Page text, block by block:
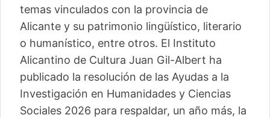
temas vinculados con la provincia de
Alicante y su patrimonio lingüístico, literario
o humanístico, entre otros. El Instituto
Alicantino de Cultura Juan Gil-Albert ha
publicado la resolución de las Ayudas a la
Investigación en Humanidades y Ciencias
Sociales 2026 para respaldar, un año más, la